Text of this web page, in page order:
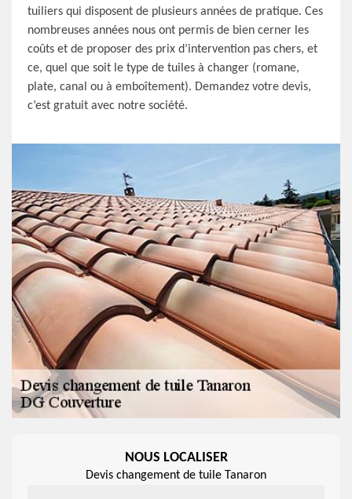
tuiliers qui disposent de plusieurs années de pratique. Ces
nombreuses années nous ont permis de bien cerner les
coûts et de proposer des prix d’intervention pas chers, et
ce, quel que soit le type de tuiles à changer (romane,
plate, canal ou à emboîtement). Demandez votre devis,
c’est gratuit avec notre société.
NOUS LOCALISER
Devis changement de tuile Tanaron